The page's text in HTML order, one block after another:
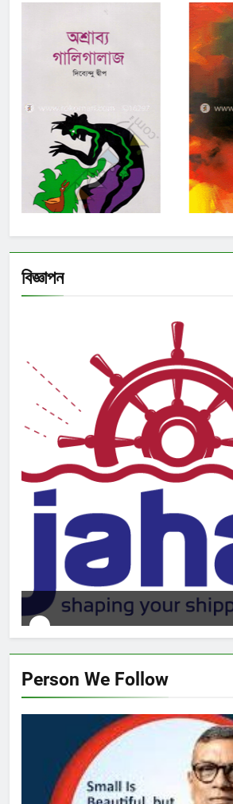
বিজ্ঞাপন
Jahaji link
Person We Follow